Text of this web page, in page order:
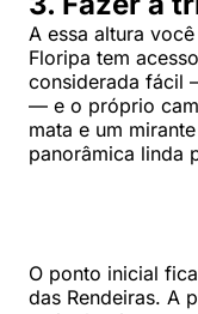
A essa altura
Floripa tem
considerada fácil
— e o próprio
mata e um
panorâmica linda
O ponto inicial
das Rendeiras. A